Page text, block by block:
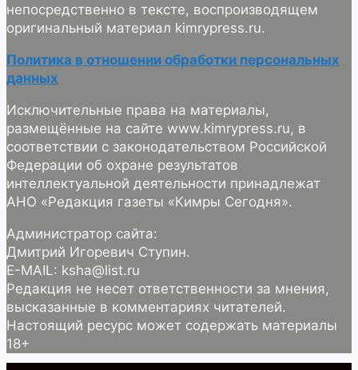
непосредственно в тексте, воспроизводящем
оригинальный материал kimrypress.ru.
Политика в отношении обработки персональных
данных
Исключительные права на материалы,
размещённые на сайте www.kimrypress.ru, в
соответствии с законодательством Российской
Федерации об охране результатов
интеллектуальной деятельности принадлежат
АНО «Редакция газеты «Кимры Сегодня».
Администратор сайта:
Дмитрий Игоревич Ступин.
E-MAIL: ksha@list.ru
Редакция не несет ответственности за мнения,
высказанные в комментариях читателей.
Настоящий ресурс может содержать материалы
18+